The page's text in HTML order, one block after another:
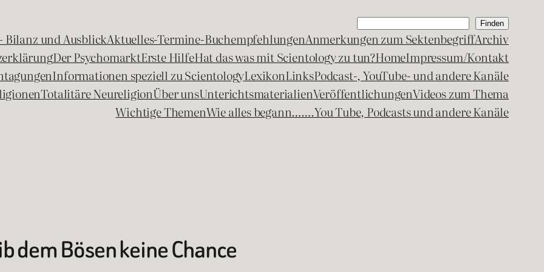
Suchen Finden
Bilanz und AusblickAktuelles-Termine-BuchempfehlungenAnmerkungen zum SektenbegriffArchiv
Der PsychomarktErste HilfeHat das was mit Scientology zu tun?HomeImpressum/Kontakt
Informationen speziell zu ScientologyLexikonLinksPodcast-, YouTube- und andere Kanäle
Totalitäre NeureligionÜber unsUnterichtsmaterialienVeröffentlichungenVideos zum Thema
Wichtige ThemenWie alles begann…….You Tube, Podcasts und andere Kanäle
dem Bösen keine Chance